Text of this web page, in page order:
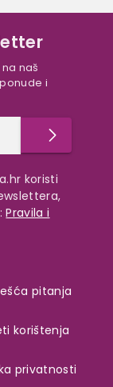
naš
i
koristi
Pravila i
pitanja
korištenja
privatnosti